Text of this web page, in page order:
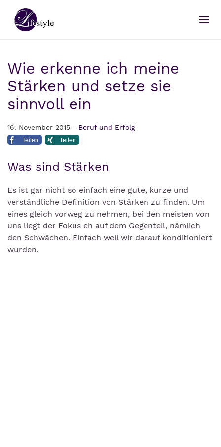
Wie erkenne ich meine
Stärken und setze sie
sinnvoll ein
16. November 2015 - Beruf und Erfolg
Teilen Teilen
Was sind Stärken
Es ist gar nicht so einfach eine gute, kurze und
verständliche Definition von Stärken zu finden. Um
eines gleich vorweg zu nehmen, bei den meisten von
uns liegt der Fokus eh auf dem Gegenteil, nämlich
den Schwächen. Einfach weil wir darauf konditioniert
wurden.